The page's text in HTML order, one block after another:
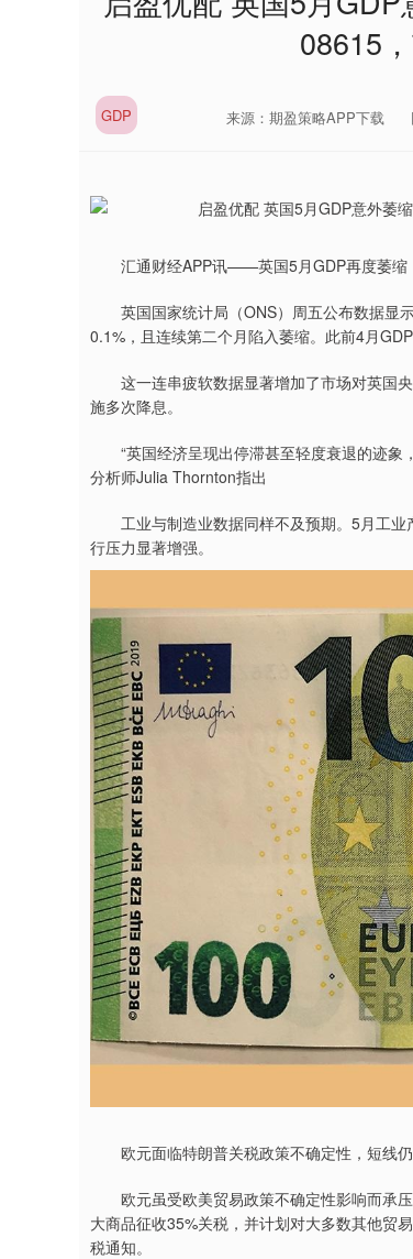
08615
GDP 来源：期盈策略APP下载
汇通财经APP讯——英国5月GDP再度萎缩
英国国家统计局（ONS）周五公布数据显
0.1%，且连续第二个月陷入萎缩。此前4月GDP
这一连串疲软数据显著增加了市场对英国央
施多次降息。
“英国经济呈现出停滞甚至轻度衰退的迹象
分析师Julia Thornton指出
工业与制造业数据同样不及预期。5月工业
行压力显著增强。
欧元面临特朗普关税政策不确定性，短线
欧元虽受欧美贸易政策不确定性影响而承压
大商品征收35%关税，并计划对大多数其他贸
税通知。
-0.01% 上证指数